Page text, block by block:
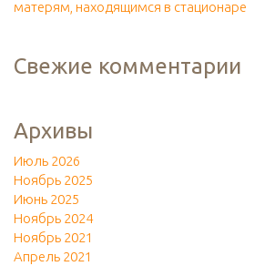
матерям, находящимся в стационаре
Свежие комментарии
Архивы
Июль 2026
Ноябрь 2025
Июнь 2025
Ноябрь 2024
Ноябрь 2021
Апрель 2021